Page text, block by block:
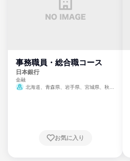
事務職員・総合職コース
日本銀行
金融
北海道、青森県、岩手県、宮城県、秋田
崎県、熊本県、大分県、宮崎県、鹿児島県、
お気に入り